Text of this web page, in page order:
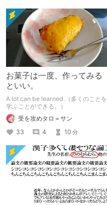
お菓子は一度、作ってみる
といい。
A lot can be learned.（多くのことを
学ぶことができる。）
受を攻めタロ＝サン
33
4 10 分